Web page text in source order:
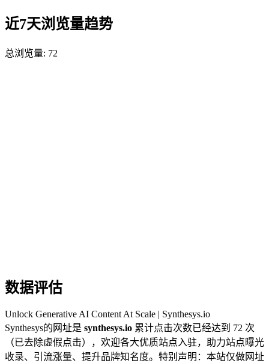
近7天浏览量趋势
总浏览量: 72
数据评估
Unlock Generative AI Content At Scale | Synthesys.io
Synthesys的网址是 synthesys.io 累计点击次数已经达到 72 次
（已去除虚假点击），欢迎各大优质站点入驻，助力站点曝光
收录、引流涨量、提升品牌知名度。特别声明：本站仅做网址